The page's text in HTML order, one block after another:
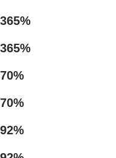
365%
365%
70%
70%
92%